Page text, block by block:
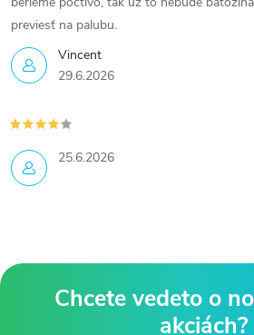
Vincent
29.6.2026
previesť na palubu.
25.6.2026